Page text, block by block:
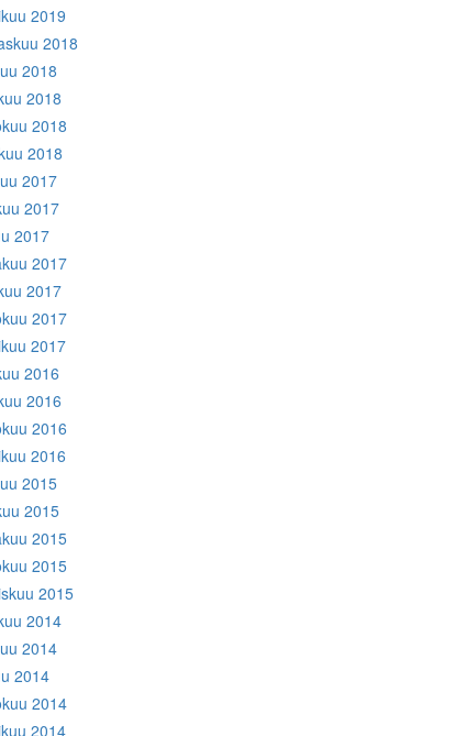
2019
2018
2018
2018
2018
2018
2017
2017
2017
2017
2017
2017
2017
2016
2016
2016
2016
2015
2015
2015
2015
2015
2014
2014
2014
2014
2014